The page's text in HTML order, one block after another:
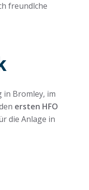
freundlche
in Bromley, im
ersten HFO
die Anlage in